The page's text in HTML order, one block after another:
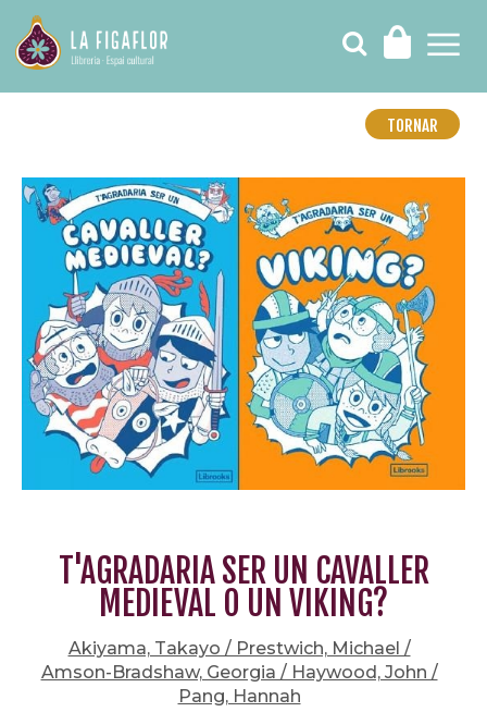
TORNAR
T'AGRADARIA SER UN CAVALLER
MEDIEVAL O UN VIKING?
Akiyama, Takayo / Prestwich, Michael /
Amson-Bradshaw, Georgia / Haywood, John /
Pang, Hannah